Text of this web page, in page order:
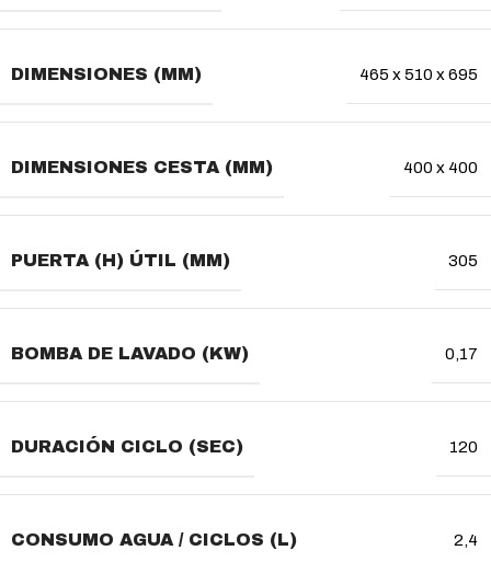
DIMENSIONES (MM) 465 x 510 x 695
DIMENSIONES CESTA (MM) 400 x 400
PUERTA (H) ÚTIL (MM) 305
BOMBA DE LAVADO (KW) 0,17
DURACIÓN CICLO (SEC) 120
CONSUMO AGUA / CICLOS (L) 2,4